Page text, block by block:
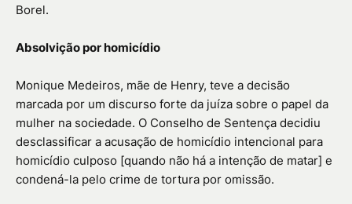
Borel.
Absolvição por homicídio
Monique Medeiros, mãe de Henry, teve a decisão
marcada por um discurso forte da juíza sobre o papel da
mulher na sociedade. O Conselho de Sentença decidiu
desclassificar a acusação de homicídio intencional para
homicídio culposo [quando não há a intenção de matar] e
condená-la pelo crime de tortura por omissão.